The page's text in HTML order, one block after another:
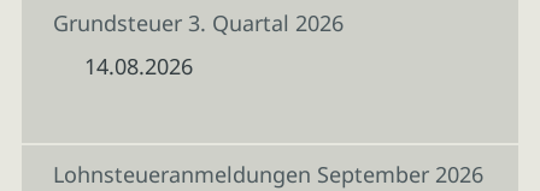
Grundsteuer 3. Quartal 2026
14.08.2026
Lohnsteueranmeldungen September 2026